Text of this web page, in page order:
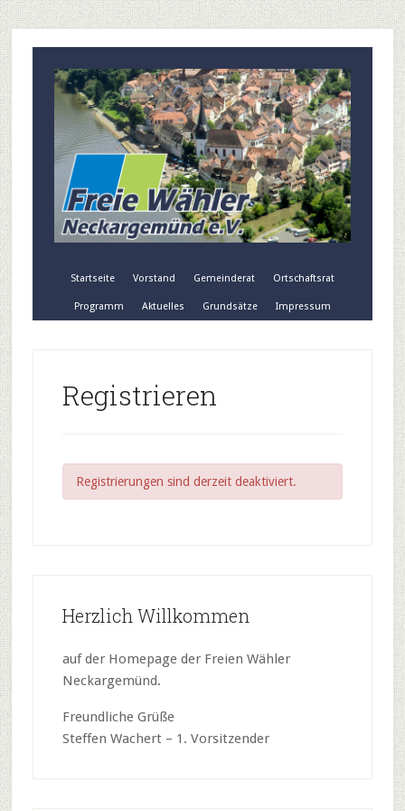
Startseite Vorstand Gemeinderat Ortschaftsrat
Programm Aktuelles Grundsätze Impressum
Registrieren
Registrierungen sind derzeit deaktiviert.
Herzlich Willkommen
auf der Homepage der Freien Wähler
Neckargemünd.
Freundliche Grüße
Steffen Wachert – 1. Vorsitzender